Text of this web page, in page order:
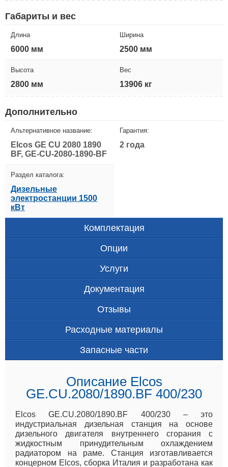
Габариты и вес
Длина
6000 мм
Ширина
2500 мм
Высота
2800 мм
Вес
13906 кг
Дополнительно
Альтернативное название:
Elcos GE CU 2080 1890
BF, GE-CU-2080-1890-BF
Гарантия:
2 года
Раздел каталога:
Дизельные
электростанции 1500
кВт
Комплектация
Опции
Услуги
Документация
Отзывы
Расходные материалы
Запасные части
Описание Elcos
GE.CU.2080/1890.BF 400/230
Elcos GE.CU.2080/1890.BF 400/230 – это
индустриальная дизельная станция на основе
дизельного двигателя внутреннего сгорания с
жидкостным принудительным охлаждением
радиатором на раме. Станция изготавливается
концерном Elcos, сборка Италия и разработана как